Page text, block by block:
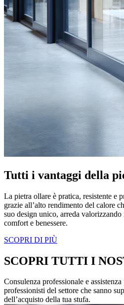
Tutti i vantaggi della
La pietra ollare è pratica, resistente e
grazie all’alto rendimento del calore
suo design unico, arreda
comfort e benessere.
SCOPRI DI PIÙ
SCOPRI TUTTI I
Consulenza professionale e
professionisti del settore che sanno
dell’acquisto della tua stufa.